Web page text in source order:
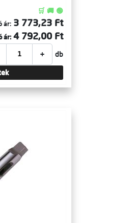
🛒 🚚 🟢
ár: 3 773,23 Ft
ár: 4 792,00 Ft
+ db